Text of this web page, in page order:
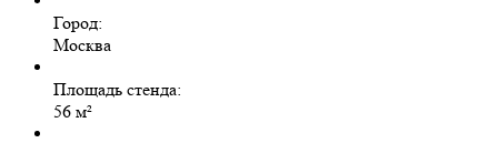
Город:
Москва
Площадь стенда:
56 м²